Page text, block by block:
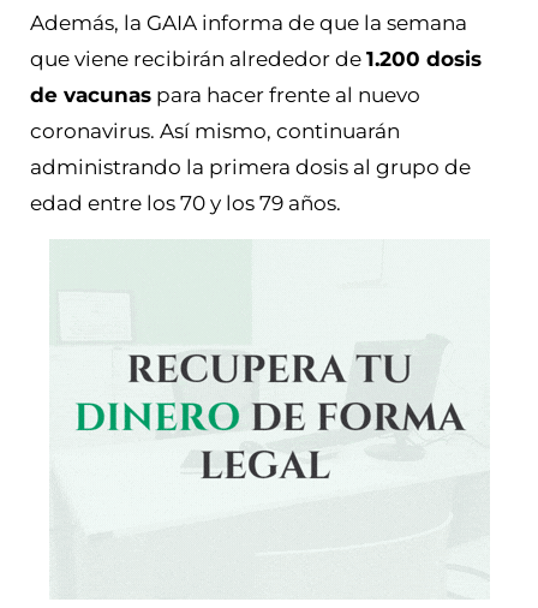
Además, la GAIA informa de que la semana
que viene recibirán alrededor de 1.200 dosis
de vacunas para hacer frente al nuevo
coronavirus. Así mismo, continuarán
administrando la primera dosis al grupo de
edad entre los 70 y los 79 años.